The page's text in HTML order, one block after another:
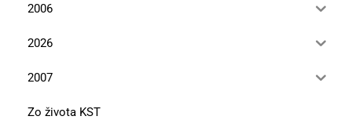
2006
2026
2007
Zo života KST